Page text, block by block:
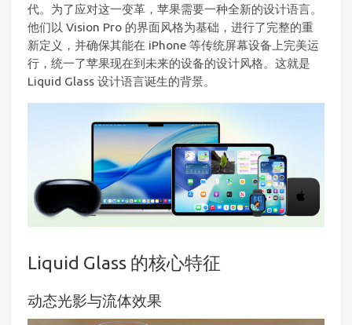
代。为了应对这一变革，苹果需要一种全新的设计语言。
他们以 Vision Pro 的界面风格为基础，进行了完整的重
新定义，并确保其能在 iPhone 等传统屏幕设备上完美运
行，统一了苹果现在到未来的设备的设计风格。这就是
Liquid Glass 设计语言诞生的背景。
Liquid Glass 的核心特征
动态光影与流体效果